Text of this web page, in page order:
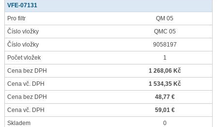
VFE-07131
Pro filtr
QM 05
Číslo vložky
QMC 05
Číslo vložky
9058197
Počet vložek
1
Cena bez DPH
1 268,06 Kč
Cena vč. DPH
1 534,35 Kč
Cena bez DPH
48,77 €
Cena vč. DPH
59,01 €
Skladem
0